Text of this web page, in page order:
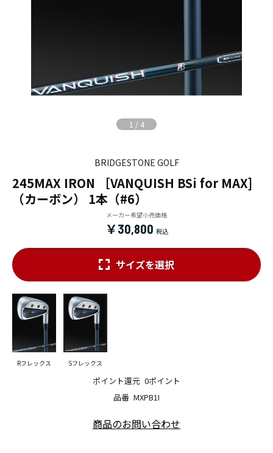
1 / 4
BRIDGESTONE GOLF
245MAX IRON ［VANQUISH BSi for MAX]
（カーボン） 1本（#6）
メーカー希望小売価格
￥30,800
品番 MXPB1I
ポイント還元 0ポイント
サイズを選択
Rフレックス Sフレックス
商品のお問い合わせ